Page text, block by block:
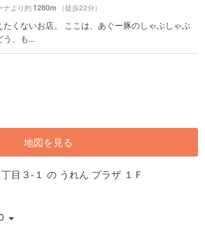
ナより約1280m （徒歩22分）
たくないお店。 ここは、あぐー豚のしゃぶしゃぶ
う、も...
地図を見る
目３-１ の うれん プラザ １Ｆ